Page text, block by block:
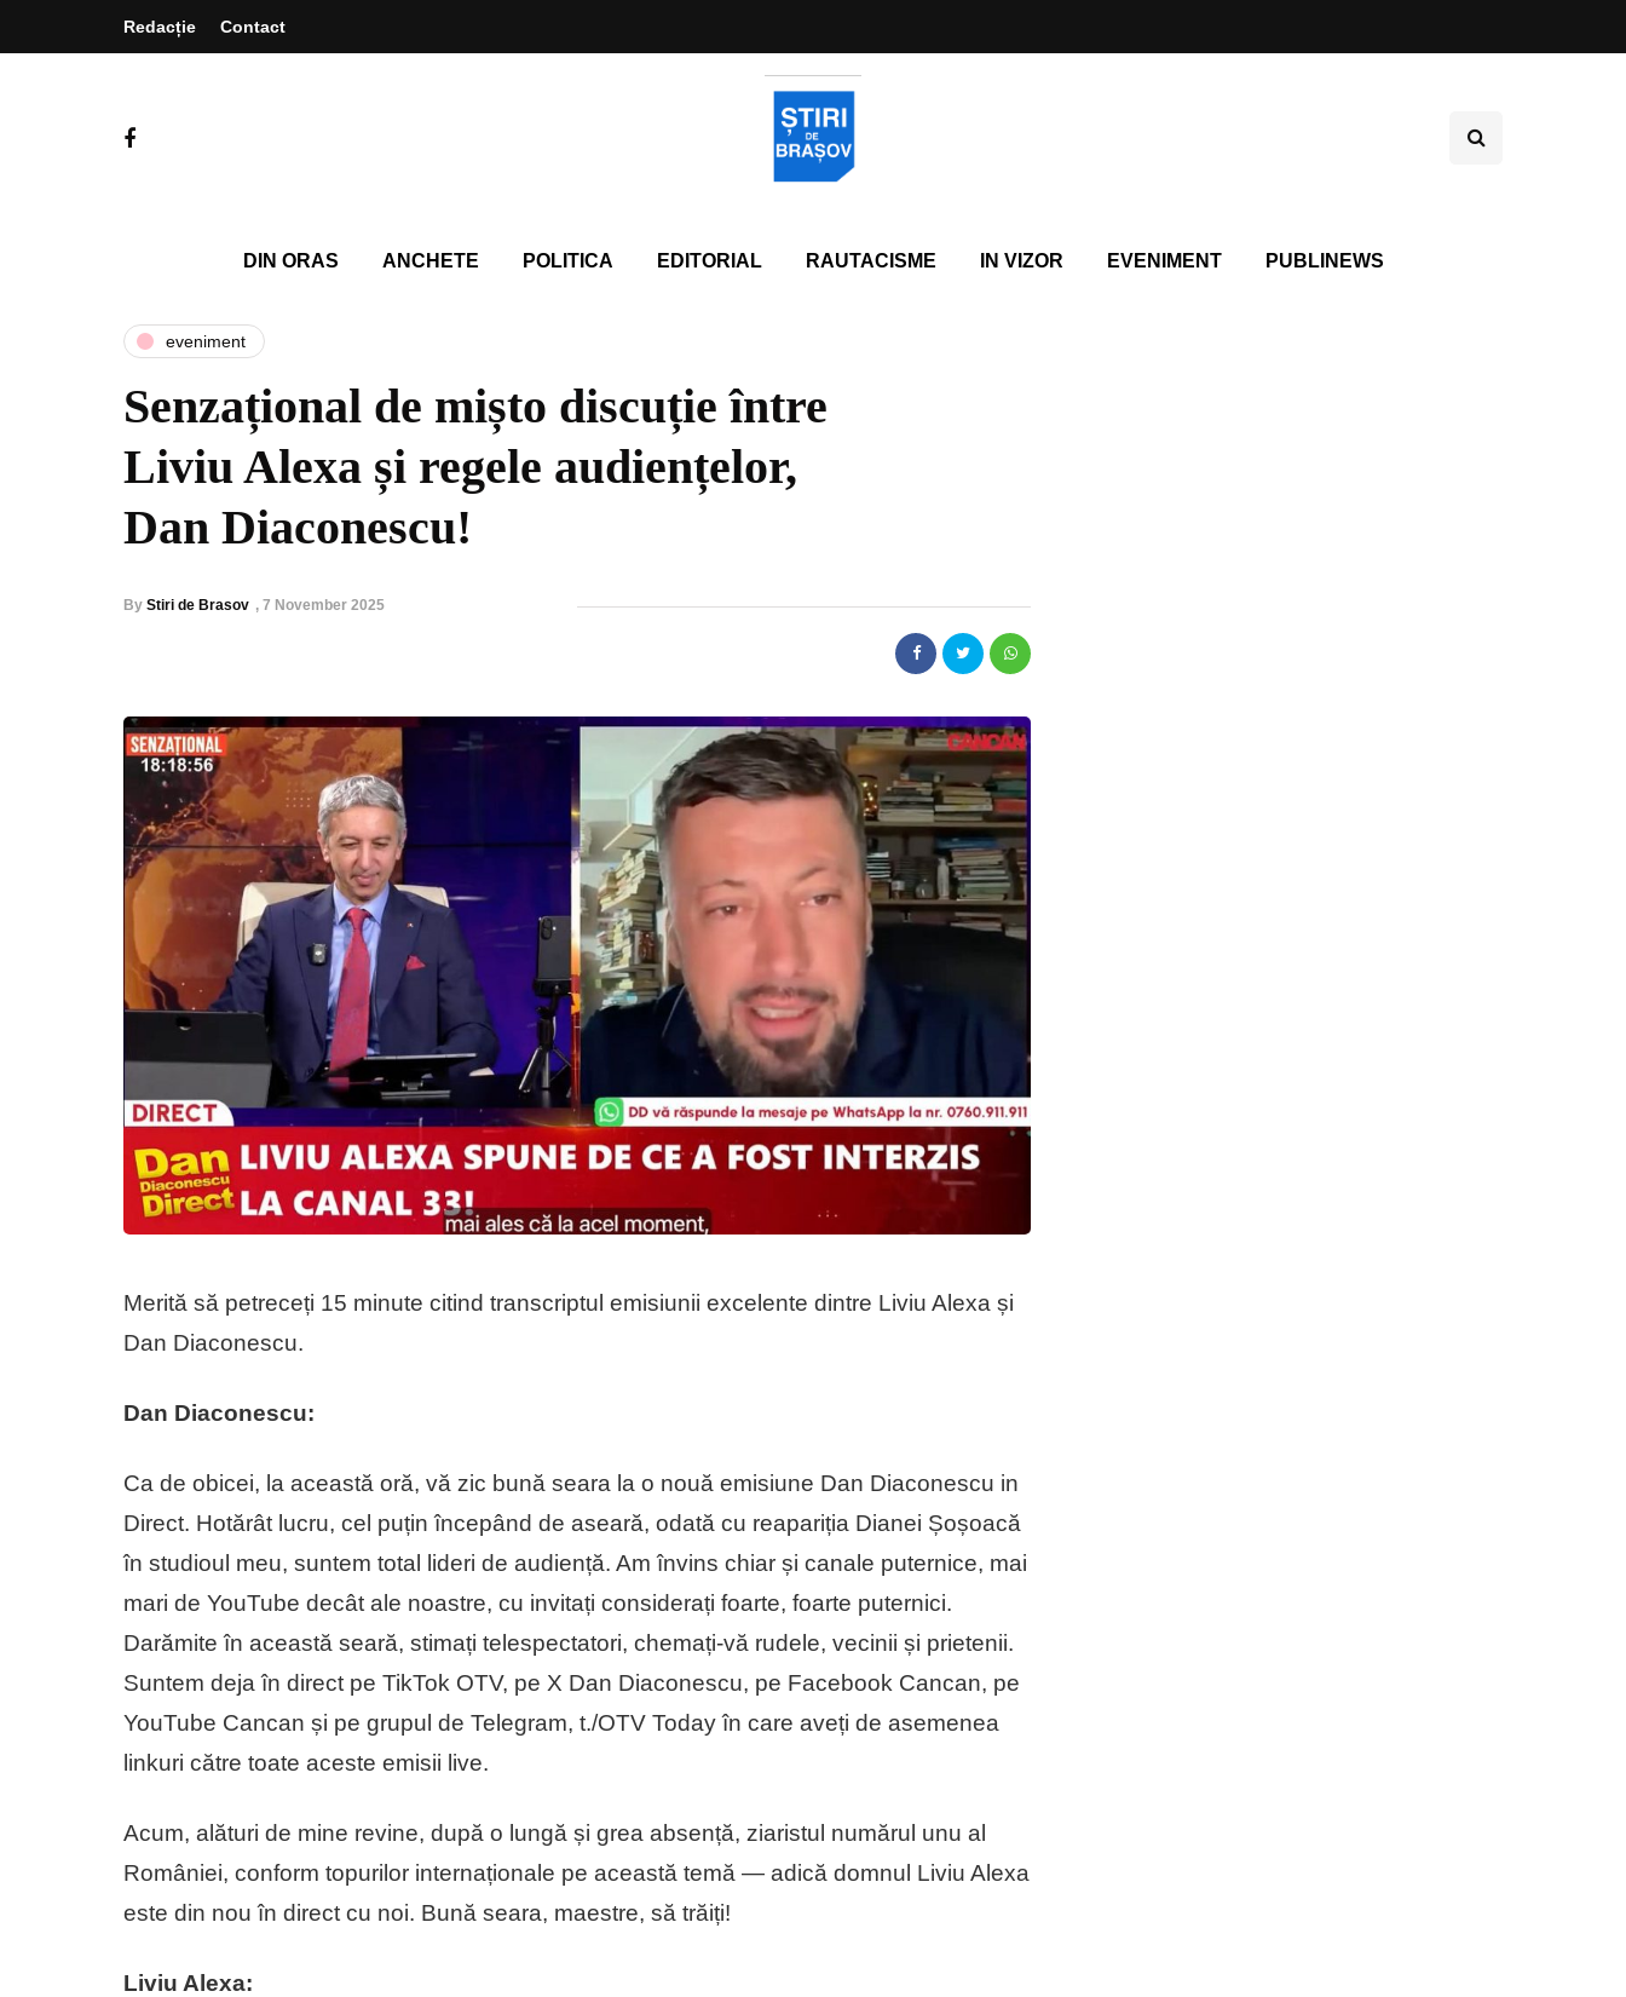
Redacție Contact
DIN ORAS ANCHETE POLITICA EDITORIAL RAUTACISME IN VIZOR EVENIMENT PUBLINEWS
eveniment
Senzațional de mișto discuție între
Liviu Alexa și regele audiențelor,
Dan Diaconescu!
By Stiri de Brasov , 7 November 2025
Merită să petreceți 15 minute citind transcriptul emisiunii excelente dintre Liviu Alexa și
Dan Diaconescu.
Dan Diaconescu:
Ca de obicei, la această oră, vă zic bună seara la o nouă emisiune Dan Diaconescu in
Direct. Hotărât lucru, cel puțin începând de aseară, odată cu reapariția Dianei Șoșoacă
în studioul meu, suntem total lideri de audiență. Am învins chiar și canale puternice, mai
mari de YouTube decât ale noastre, cu invitați considerați foarte, foarte puternici.
Darămite în această seară, stimați telespectatori, chemați-vă rudele, vecinii și prietenii.
Suntem deja în direct pe TikTok OTV, pe X Dan Diaconescu, pe Facebook Cancan, pe
YouTube Cancan și pe grupul de Telegram, t./OTV Today în care aveți de asemenea
linkuri către toate aceste emisii live.
Acum, alături de mine revine, după o lungă și grea absență, ziaristul numărul unu al
României, conform topurilor internaționale pe această temă — adică domnul Liviu Alexa
este din nou în direct cu noi. Bună seara, maestre, să trăiți!
Liviu Alexa: